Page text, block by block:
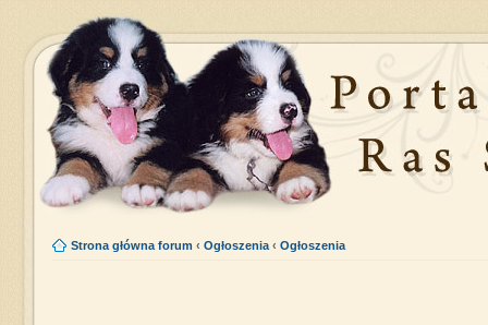
Strona główna forum ‹ Ogłoszenia ‹ Ogłoszenia